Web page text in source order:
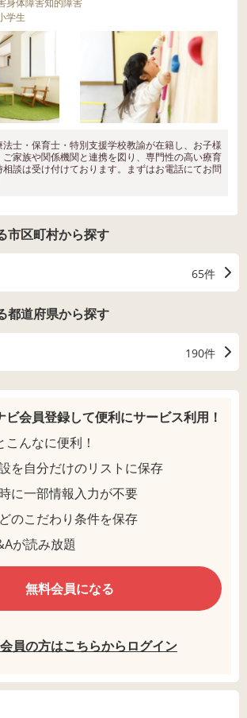
学生
士・保育士・特別支援学校教諭が在籍し、お子様
家族や関係機関と連携を図り、専門性の高い療育
談は受け付けております。まずはお電話にてお問
市区町村から探す
65件
都道府県から探す
190件
ビ会員登録して便利にサービス利用！
んなに便利！
を自分だけのリストに保存
に一部情報入力が不要
のこだわり条件を保存
が読み放題
無料会員になる
員の方はこちらからログイン